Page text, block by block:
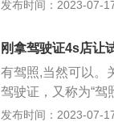
端、电脑端的驾驶
避免的就是扣分，
慎被扣完12分，驾
灯，上路行驶车速
证当天起拥有有效
的说法。简单来说
发布时间：2023-07-
刚拿驾驶证4s店让
有驾照,当然可以。
驾驶证，又称为“驾
动车需要一定的驾
发布时间：2023-07-